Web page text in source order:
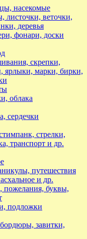
насекомые
листочки, веточки,
деревья
фонари, доски
скрепки,
ярлыки, марки, бирки,
облака
сердечки
стрелки,
транспорт и др.
путешествия
и др.
пожелания, буквы,
подложки
завитки,